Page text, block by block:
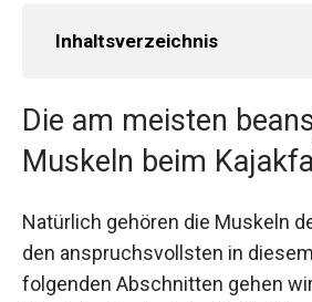
Inhaltsverzeichnis
Die am meisten
Muskeln beim
Natürlich gehören die Muskeln
den anspruchsvollsten in
folgenden Abschnitten gehen